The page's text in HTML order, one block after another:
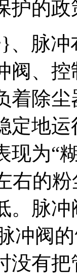
护的政
冲布
、控制
着除
定地
现为“
右的
。脉
冲阀
没有